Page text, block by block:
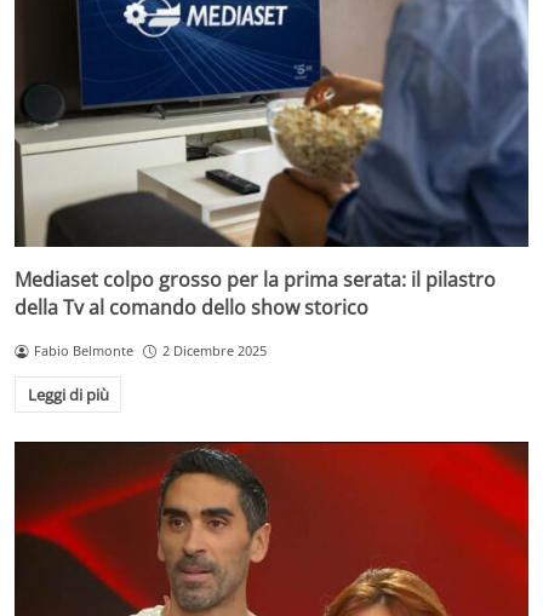
Mediaset colpo grosso per la prima serata: il pilastro
della Tv al comando dello show storico
Fabio Belmonte 2 Dicembre 2025
Leggi di più